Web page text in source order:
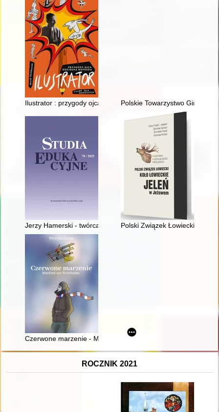
Ilustrator : przygody ojca Koziołka Matołka : tylko dla dorosłych
Polskie Towarzystwo
Jerzy Hamerski - twórca poznańskiej pedagogiki "łejerskiej"
Polski Związek Łowiecki :
Czerwone marzenie - Manfred von Richthofen
ROCZNIK 2021